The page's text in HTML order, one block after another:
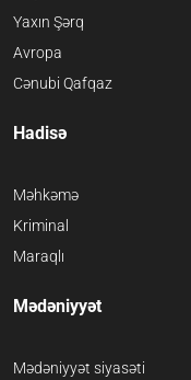
Yaxın Şərq
Avropa
Cənubi Qafqaz
Hadisə
Məhkəmə
Kriminal
Maraqlı
Mədəniyyət
Mədəniyyət siyasəti